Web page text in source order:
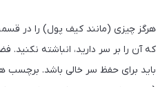
هرگز چیزی (مانند کیف پول) را در
که آن را بر سر دارید، انباشته نکنید.
باید برای حفظ سر خالی باشد. برچسب